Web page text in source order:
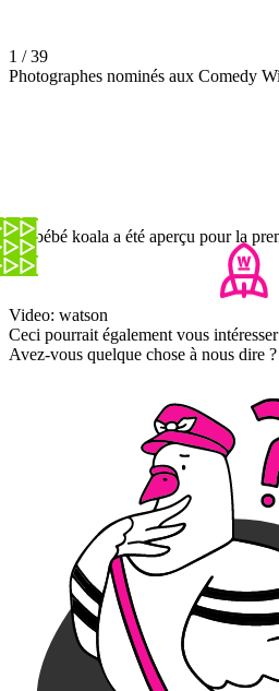
1 / 39
Photographes nominés aux Comedy
Un bébé koala a été aperçu pour la
Video: watson
Ceci pourrait également vous
Avez-vous quelque chose à nous dire ?